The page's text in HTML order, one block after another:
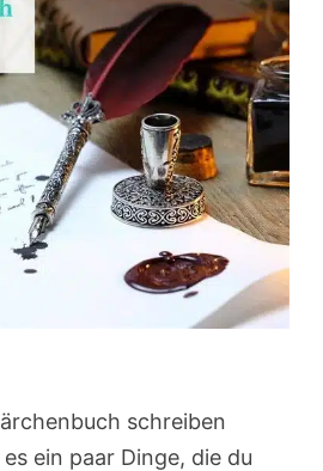
schreiben
ein paar Dinge, die du